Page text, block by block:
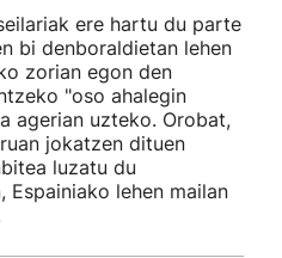
ere hartu du parte
bi denboraldietan lehen
zorian egon den
"oso ahalegin
agerian uzteko. Orobat,
jokatzen dituen
luzatu du
Espainiako lehen mailan